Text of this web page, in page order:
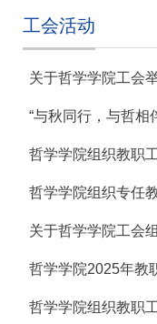
工会活动
关于哲学学院工会
“与秋同行，与哲
哲学学院组织教职
哲学学院组织专任
关于哲学学院工会
哲学学院2025年教
哲学学院组织教职